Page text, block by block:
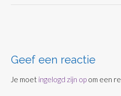
Geef een reactie
Je moet ingelogd zijn op om een